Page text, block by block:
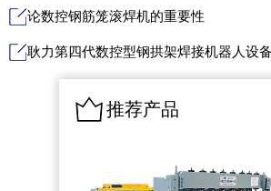
论数控钢筋笼滚焊机的重要性
耿力第四代数控型钢拱架焊接机器人设
推荐产品